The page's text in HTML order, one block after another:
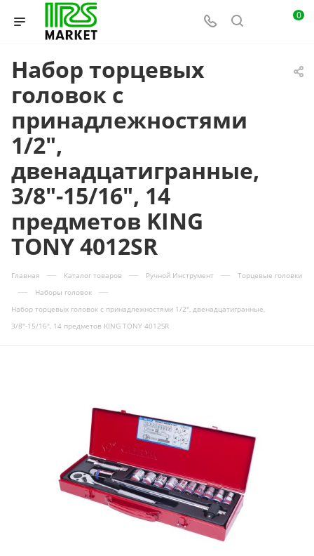
0
Набор торцевых
головок с
принадлежностями
1/2",
двенадцатигранные,
3/8"-15/16", 14
предметов KING
TONY 4012SR
Главная — Каталог товаров — Ручной Инструмент — Торцевые головки
— Наборы головок —
Набор торцевых головок с принадлежностями 1/2", двенадцатигранные,
3/8"-15/16", 14 предметов KING TONY 4012SR